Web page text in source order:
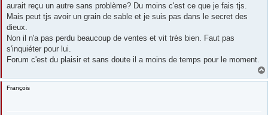
a
g
aurait reçu un autre sans problème? Du moins c'est ce que je fais tjs.
Mais peut tjs avoir un grain de sable et je suis pas dans le secret des
dieux.
Non il n'a pas perdu beaucoup de ventes et vit très bien. Faut pas
s'inquiéter pour lui.
Forum c'est du plaisir et sans doute il a moins de temps pour le moment.
François